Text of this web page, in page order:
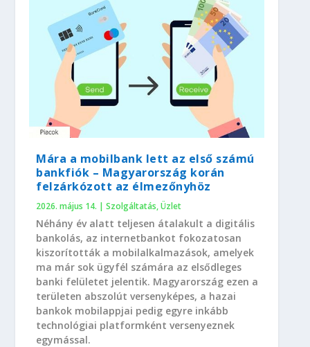
Mára a mobilbank lett az első számú
bankfiók – Magyarország korán
felzárkózott az élmezőnyhöz
2026. május 14. |Szolgáltatás,Üzlet
Néhány év alatt teljesen átalakult a digitális
bankolás, az internetbankot fokozatosan
kiszorították a mobilalkalmazások, amelyek
ma már sok ügyfél számára az elsődleges
banki felületet jelentik. Magyarország ezen a
területen abszolút versenyképes, a hazai
bankok mobilappjai pedig egyre inkább
technológiai platformként versenyeznek
egymással.